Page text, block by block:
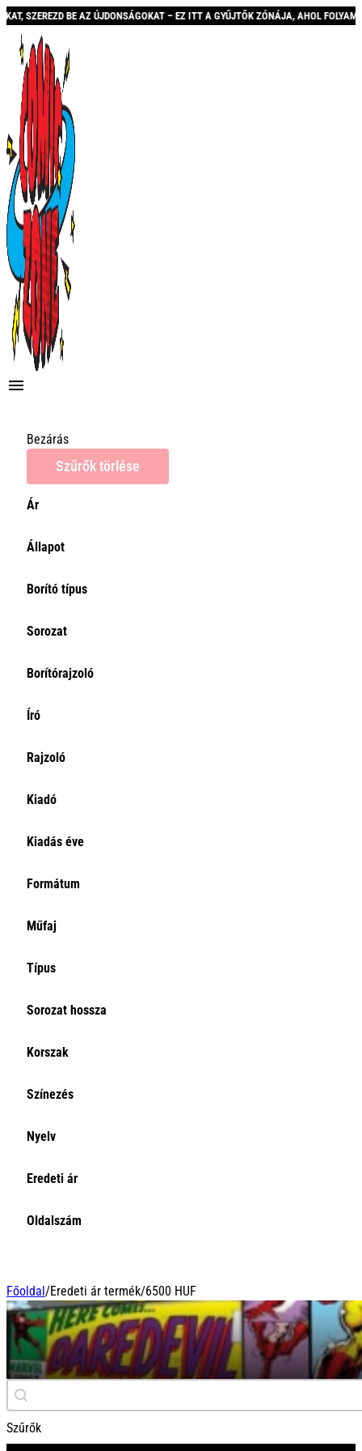
BE AZ ÚJDONSÁGOKAT – EZ ITT A GYŰJTŐK ZÓNÁJA, AHOL
Bezárás
Szűrők törlése
Ár
Ár
Állapot
Borító típus
Sorozat
Borítórajzoló
Író
Rajzoló
Kiadó
Kiadás éve
Formátum
Műfaj
Típus
Sorozat hossza
Korszak
Színezés
Nyelv
Eredeti ár
Oldalszám
Főoldal /Eredeti ár termék/6500 HUF
6500 HUF
Keresés
Search content
Szűrők